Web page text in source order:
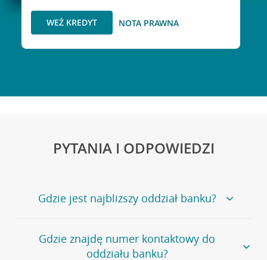
WEŹ KREDYT NOTA PRAWNA
PYTANIA I ODPOWIEDZI
Gdzie jest najbliższy oddział banku?
Jeśli szukasz oddziału naszego banku, zapraszamy na
stronęPlacówki i bankomaty, na której znajduje się
wygodna wyszukiwarka.
Gdzie znajdę numer kontaktowy do
oddziału banku?